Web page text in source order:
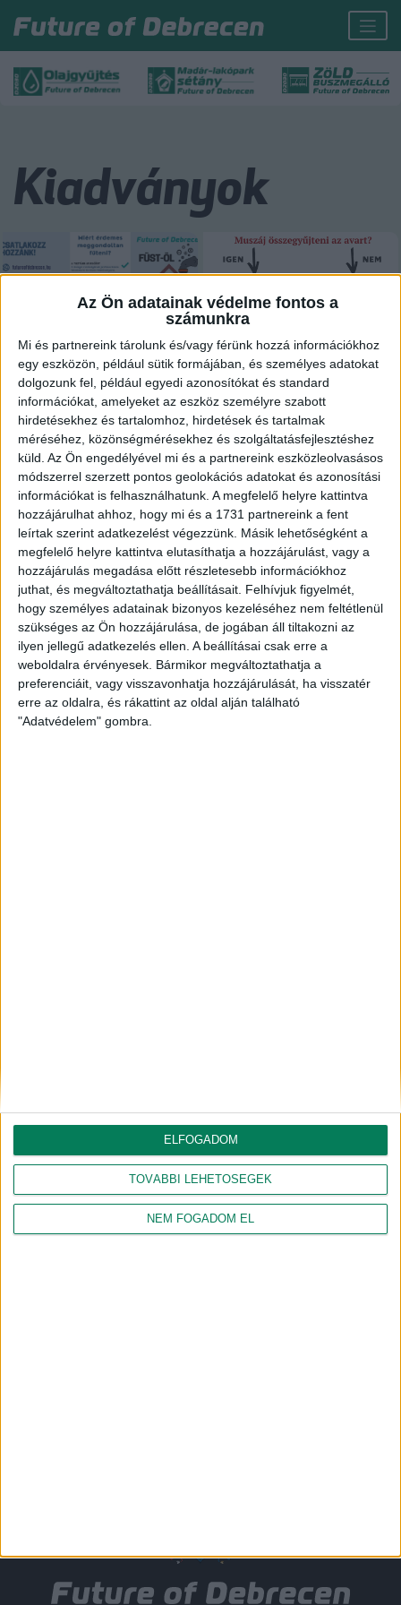
Az Ön adatainak védelme fontos a
számunkra
Mi és partnereink tárolunk és/vagy férünk hozzá információkhoz
egy eszközön, például sütik formájában, és személyes adatokat
dolgozunk fel, például egyedi azonosítókat és standard
információkat, amelyeket az eszköz személyre szabott
hirdetésekhez és tartalomhoz, hirdetések és tartalmak
méréséhez, közönségmérésekhez és szolgáltatásfejlesztéshez
küld. Az Ön engedélyével mi és a partnereink eszközleolvasásos
módszerrel szerzett pontos geolokációs adatokat és azonosítási
információkat is felhasználhatunk. A megfelelő helyre kattintva
hozzájárulhat ahhoz, hogy mi és a 1731 partnereink a fent
leírtak szerint adatkezelést végezzünk. Másik lehetőségként a
megfelelő helyre kattintva elutasíthatja a hozzájárulást, vagy a
hozzájárulás megadása előtt részletesebb információkhoz
juthat, és megváltoztathatja beállításait. Felhívjuk figyelmét,
hogy személyes adatainak bizonyos kezeléséhez nem feltétlenül
szükséges az Ön hozzájárulása, de jogában áll tiltakozni az
ilyen jellegű adatkezelés ellen. A beállításai csak erre a
weboldalra érvényesek. Bármikor megváltoztathatja a
preferenciáit, vagy visszavonhatja hozzájárulását, ha visszatér
erre az oldalra, és rákattint az oldal alján található
"Adatvédelem" gombra.
TOVÁBBI LEHETŐSÉGEK
NEM FOGADOM EL
ELFOGADOM
Kiadványok
Miért érdemes meggondoltan
fűteni?
A kiadvány letöltéséhez kattints ide!
Megnézem
Az avar helyes kezelése
A kiadvány letöltéséhez kattints ide!
Megnézem
A helyes madáretetés
tudnivalói
A kiadvány letöltéséhez kattints ide!
Csapatunk összes tagja
Csatlakozz